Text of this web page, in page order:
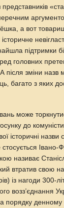
а вот
підтримки
головних
після зміни назв
багато з яких
може
до
історичні
Івано-
називає
втратив свою
iз нагоди 300-
возз’єднання
порядку денному